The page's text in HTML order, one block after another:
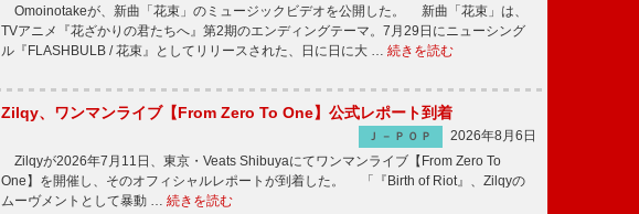
Omoinotakeが、新曲「花束」のミュージックビデオを公開した。 新曲「花束」は、
TVアニメ『花ざかりの君たちへ』第2期のエンディングテーマ。7月29日にニューシング
ル『FLASHBULB / 花束』としてリリースされた、日に日に大 … 続きを読む
Zilqy、ワンマンライブ【From Zero To One】公式レポート到着
Ｊ－ＰＯＰ
2026年8月6日
Zilqyが2026年7月11日、東京・Veats Shibuyaにてワンマンライブ【From Zero To
One】を開催し、そのオフィシャルレポートが到着した。 「『Birth of Riot』、Zilqyの
ムーヴメントとして暴動 … 続きを読む